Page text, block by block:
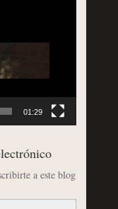
01:29
a este blog